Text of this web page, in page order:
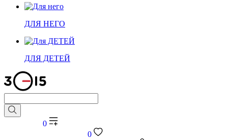
ДЛЯ НЕГО
ДЛЯ ДЕТЕЙ
0
0